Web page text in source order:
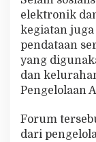
elektronik
kegiatan
pendataan
yang
dan
Pengelolaan
Forum
dari